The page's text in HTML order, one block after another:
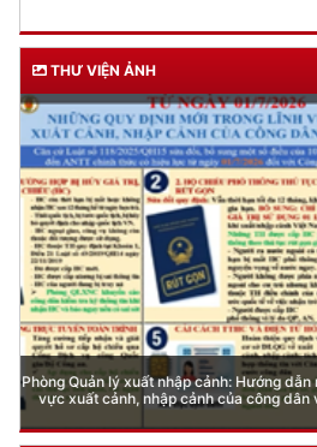
THƯ VIỆN ẢNH
Phòng Quản lý xuất nhập cảnh: Hướng
vực xuất cảnh, nhập cảnh của công